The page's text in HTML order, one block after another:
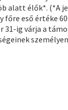
alatt élők*. (*A
eső értéke
ig várja a